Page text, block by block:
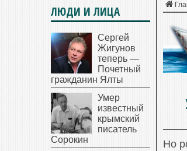
Но
ЛЮДИ И ЛИЦА
Сергей
Жигунов
теперь —
Почетный
гражданин Ялты
Умер
известный
крымский
писатель
Сорокин